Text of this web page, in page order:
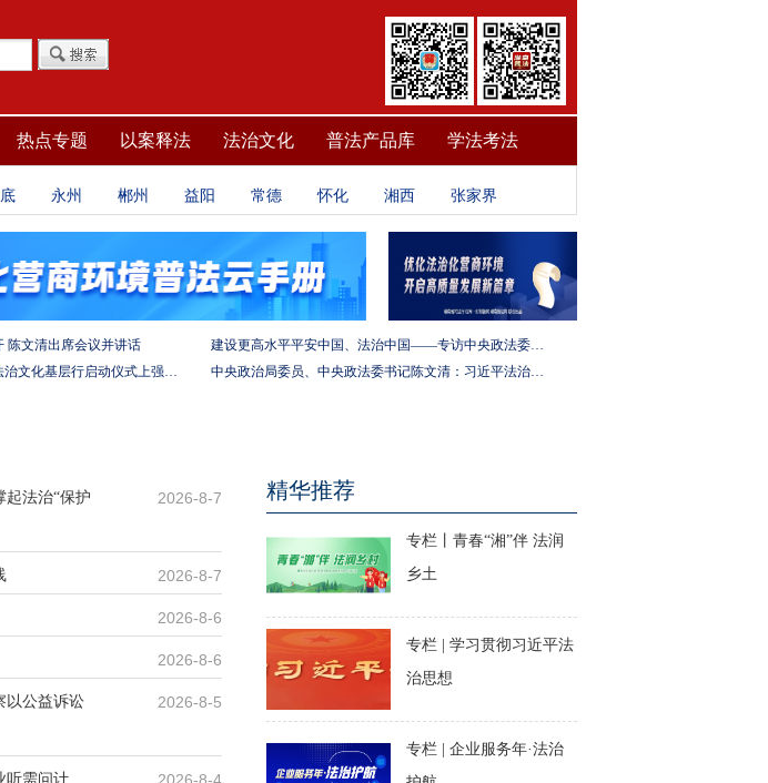
热点专题 以案释法 法治文化 普法产品库 学法考法
永州 郴州 益阳 常德 怀化 湘西 张家界
陈文清出席会议并讲话
建设更高水平平安中国、法治中国——专访中央政法委秘书长訚柏
陈文清在青年普法志愿者法治文化基层行启动仪式上强调 以学习宣传习近平法治思想引领普法工作 中央政治局委员、中央政法委书记陈文清：习近平法治思想是全面依法治国的根本遵循和行动指南
法治“保护 2026-8-7
2026-8-7
2026-8-6
2026-8-6
以公益诉讼 2026-8-5
听需问计
精华推荐
专栏丨青春“湘”伴 法润
乡土
专栏 | 学习贯彻习近平法
治思想
专栏 | 企业服务年·法治